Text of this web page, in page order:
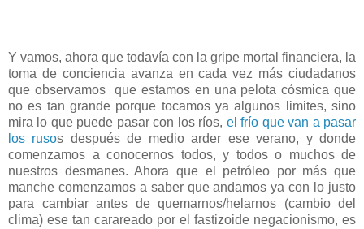
Y vamos, ahora que todavía con la gripe mortal financiera, la
toma de conciencia avanza en cada vez más ciudadanos
que observamos que estamos en una pelota cósmica que
no es tan grande porque tocamos ya algunos limites, sino
mira lo que puede pasar con los ríos, el frío que van a pasar
los rusos después de medio arder ese verano, y donde
comenzamos a conocernos todos, y todos o muchos de
nuestros desmanes. Ahora que el petróleo por más que
manche comenzamos a saber que andamos ya con lo justo
para cambiar antes de quemarnos/helarnos (cambio del
clima) ese tan carareado por el fastizoide negacionismo, es